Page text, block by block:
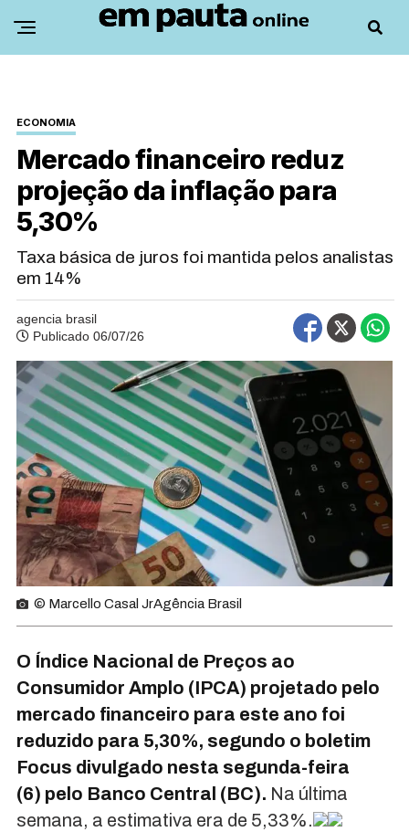
ECONOMIA
Mercado financeiro reduz
projeção da inflação para
5,30%
Taxa básica de juros foi mantida pelos analistas
em 14%
agencia brasil
Publicado 06/07/26
© Marcello Casal JrAgência Brasil
O Índice Nacional de Preços ao
Consumidor Amplo (IPCA) projetado pelo
mercado financeiro para este ano foi
reduzido para 5,30%, segundo o boletim
Focus divulgado nesta segunda-feira
(6) pelo Banco Central (BC). Na última
semana, a estimativa era de 5,33%.